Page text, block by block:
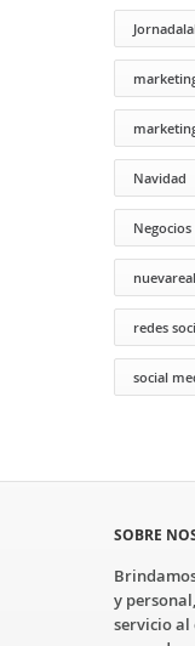
Navidad
redes
social
SOBRE
y
servicio al